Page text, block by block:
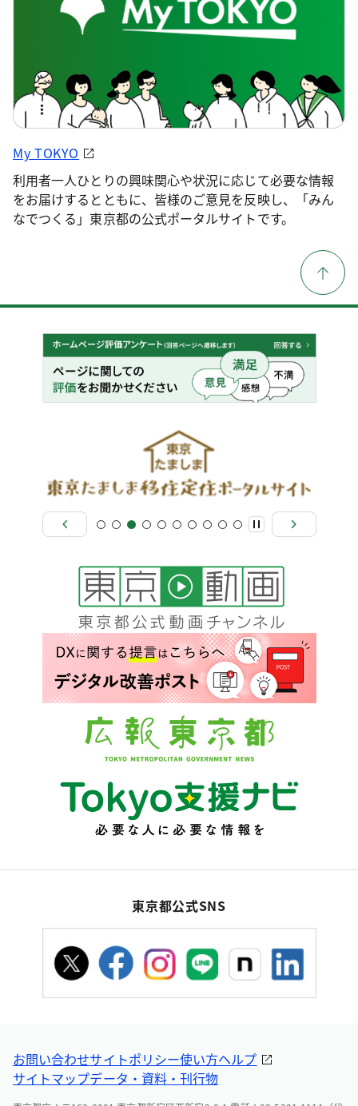
My TOKYO
利用者一人ひとりの興味関心や状況に応じて必要な情報
をお届けするとともに、皆様のご意見を反映し、「みん
なでつくる」東京都の公式ポータルサイトです。
東京都公式SNS
お問い合わせサイトポリシー使い方ヘルプ
サイトマップデータ・資料・刊行物